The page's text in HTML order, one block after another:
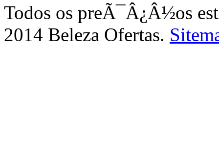
Todos os preÃ¯Â¿Â½os
2014 Beleza Ofertas.